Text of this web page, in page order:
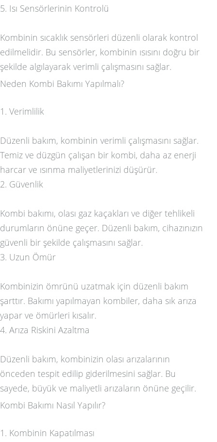
5. Isı Sensörlerinin Kontrolü
Kombinin sıcaklık sensörleri düzenli olarak kontrol
edilmelidir. Bu sensörler, kombinin ısısını doğru bir
şekilde algılayarak verimli çalışmasını sağlar.
Neden Kombi Bakımı Yapılmalı?
1. Verimlilik
Düzenli bakım, kombinin verimli çalışmasını sağlar.
Temiz ve düzgün çalışan bir kombi, daha az enerji
harcar ve ısınma maliyetlerinizi düşürür.
2. Güvenlik
Kombi bakımı, olası gaz kaçakları ve diğer tehlikeli
durumların önüne geçer. Düzenli bakım, cihazınızın
güvenli bir şekilde çalışmasını sağlar.
3. Uzun Ömür
Kombinizin ömrünü uzatmak için düzenli bakım
şarttır. Bakımı yapılmayan kombiler, daha sık arıza
yapar ve ömürleri kısalır.
4. Arıza Riskini Azaltma
Düzenli bakım, kombinizin olası arızalarının
önceden tespit edilip giderilmesini sağlar. Bu
sayede, büyük ve maliyetli arızaların önüne geçilir.
Kombi Bakımı Nasıl Yapılır?
1. Kombinin Kapatılması